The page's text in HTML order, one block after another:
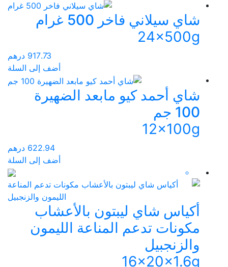
شاي سيلاني فاخر 500 غرام
24x500g
917.73 درهم
أضف إلى السلة
شاي أحمد كيو مابعد الضهيرة
100 جم
12x100g
622.94 درهم
أضف إلى السلة
أكياس شاي ليبتون بالأعشاب
مكونات تدعم المناعة الليمون
والزنجبيل
16x20x1.6g